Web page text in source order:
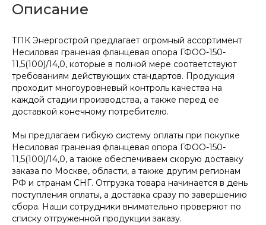
Описание
ТПК Энергострой предлагает огромный ассортимент
Несиловая граненая фланцевая опора ГФОО-150-
11,5(100)/14,0, которые в полной мере соответствуют
требованиям действующих стандартов. Продукция
проходит многоуровневый контроль качества на
каждой стадии производства, а также перед ее
доставкой конечному потребителю.
Мы предлагаем гибкую систему оплаты при покупке
Несиловая граненая фланцевая опора ГФОО-150-
11,5(100)/14,0, а также обеспечиваем скорую доставку
заказа по Москве, области, а также другим регионам
РФ и странам СНГ. Отгрузка товара начинается в день
поступления оплаты, а доставка сразу по завершению
сбора. Наши сотрудники внимательно проверяют по
списку отгруженной продукции заказу.